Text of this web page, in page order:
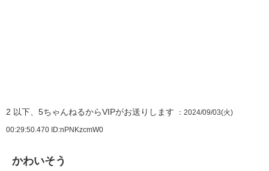
2 以下、5ちゃんねるからVIPがお送りします ：2024/09/03(火)
00:29:50.470 ID:nPNKzcmW0
かわいそう